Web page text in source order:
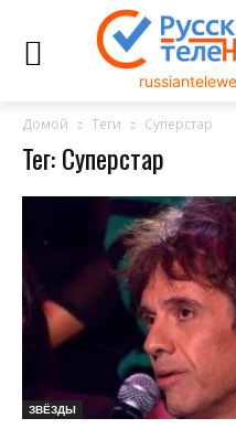
Домой Теги Суперстар
Тег: Суперстар
ЗВЁЗДЫ